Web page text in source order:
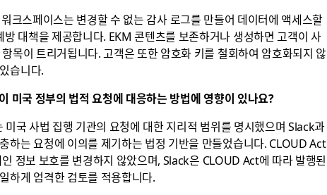
크스페이스는 변경할 수 없는 감사 로그를 만들어 데이터에 액세스할
대책을 제공합니다. EKM 콘텐츠를 보존하거나 생성하면 고객이 사
목이 트리거됩니다. 고객은 또한 암호화 키를 철회하여 암호화되지 않
습니다.
미국 정부의 법적 요청에 대응하는 방법에 영향이 있나요?
국 사법 집행 기관의 요청에 대한 지리적 범위를 명시했으며 Slack과
하는 요청에 이의를 제기하는 법정 기반을 만들었습니다. CLOUD Act
정보 보호를 변경하지 않았으며, Slack은 CLOUD Act에 따라 발행된
하게 엄격한 검토를 적용합니다.